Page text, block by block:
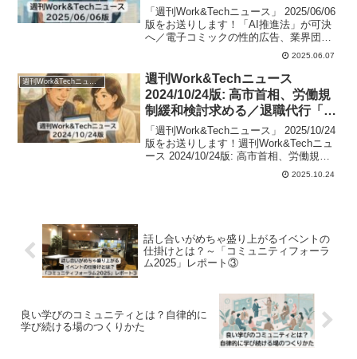
業界団体が初のルールなど
「週刊Work&Techニュース」 2025/06/06
版をお送りします！「AI推進法」が可決
へ／電子コミックの性的広告、業界団体
が初のルールなど今週のワークとテック
の主なニュースをざっとチェックし時流
をつかんでいただくことができますよ。
2025.06.07
週刊Work&Techニュース
週刊Work&Techニュース
2024/10/24版: 高市首相、労働規
制緩和検討求める／退職代行「モ
ームリ」に家宅捜索ほか
「週刊Work&Techニュース」 2025/10/24
版をお送りします！週刊Work&Techニュ
ース 2024/10/24版: 高市首相、労働規制
緩和検討求める／退職代行「モームリ」
に家宅捜索ほか今週のワークとテックの
2025.10.24
話し合いがめちゃ盛り上がるイベントの
仕掛けとは？～「コミュニティフォーラ
ム2025」レポート③
良い学びのコミュニティとは？自律的に
学び続ける場のつくりかた